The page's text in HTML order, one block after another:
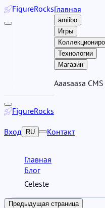
FigureRocksГлавная
amiibo
Игры
Технологии
Магазин
Aaasaasa
FigureRocks
Вход RU Контакт
Главная
Блог
Celeste
Предыдущая страница